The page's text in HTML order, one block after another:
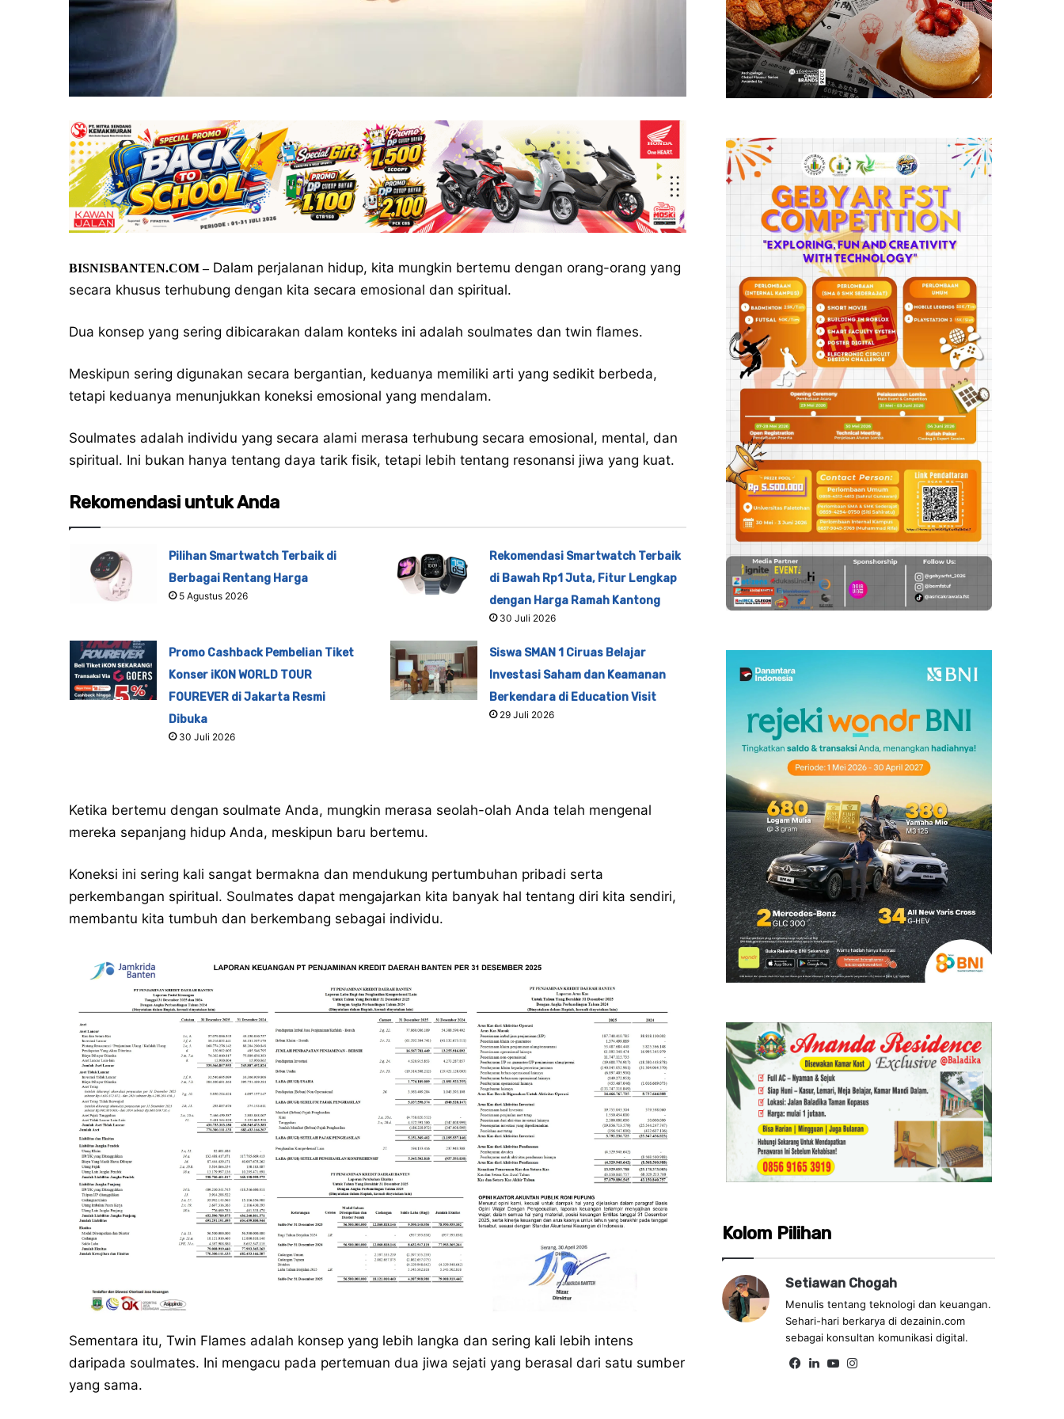
BISNISBANTEN.COM –Dalam perjalanan hidup, kita mungkin bertemu dengan orang-orang yang
secara khusus terhubung dengan kita secara emosional dan spiritual.
Dua konsep yang sering dibicarakan dalam konteks ini adalah soulmates dan twin flames.
Meskipun sering digunakan secara bergantian, keduanya memiliki arti yang sedikit berbeda,
tetapi keduanya menunjukkan koneksi emosional yang mendalam.
Soulmates adalah individu yang secara alami merasa terhubung secara emosional, mental, dan
spiritual. Ini bukan hanya tentang daya tarik fisik, tetapi lebih tentang resonansi jiwa yang kuat.
Rekomendasi untuk Anda
Pilihan Smartwatch Terbaik di
Berbagai Rentang Harga
5 Agustus 2026
Rekomendasi Smartwatch Terbaik
di Bawah Rp1 Juta, Fitur Lengkap
dengan Harga Ramah Kantong
30 Juli 2026
Promo Cashback Pembelian Tiket
Konser iKON WORLD TOUR
FOUREVER di Jakarta Resmi
Dibuka
30 Juli 2026
Siswa SMAN 1 Ciruas Belajar
Investasi Saham dan Keamanan
Berkendara di Education Visit
29 Juli 2026
Ketika bertemu dengan soulmate Anda, mungkin merasa seolah-olah Anda telah mengenal
mereka sepanjang hidup Anda, meskipun baru bertemu.
Koneksi ini sering kali sangat bermakna dan mendukung pertumbuhan pribadi serta
perkembangan spiritual. Soulmates dapat mengajarkan kita banyak hal tentang diri kita sendiri,
membantu kita tumbuh dan berkembang sebagai individu.
Sementara itu, Twin Flames adalah konsep yang lebih langka dan sering kali lebih intens
daripada soulmates. Ini mengacu pada pertemuan dua jiwa sejati yang berasal dari satu sumber
yang sama.
Kolom Pilihan
Setiawan Chogah
Menulis tentang teknologi dan keuangan.
Sehari-hari berkarya di dezainin.com
sebagai konsultan komunikasi digital.
Fa Lin Yo